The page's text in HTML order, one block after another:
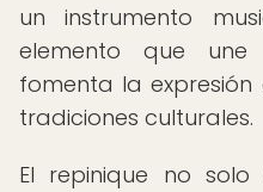
un instrumento
elemento que
fomenta la
tradiciones culturales.
El repinique no